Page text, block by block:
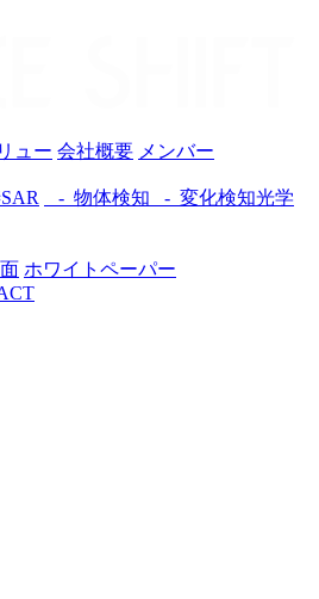
ュー 会社概要 メンバー
- 物体検知​ - 変化検知​光学
ホワイトペーパー